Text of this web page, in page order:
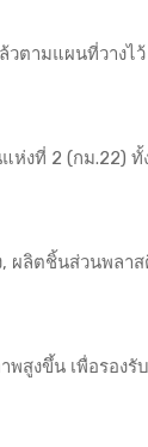
วตามแผนที่วางไ
แห่งที่ 2 (กม.22)
, ผลิตชิ้นส่วนพลา
สูงขึ้น เพื่อรองรั